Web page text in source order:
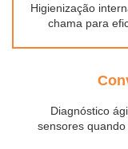
Higienização
chama para
Diagnóstico
sensores